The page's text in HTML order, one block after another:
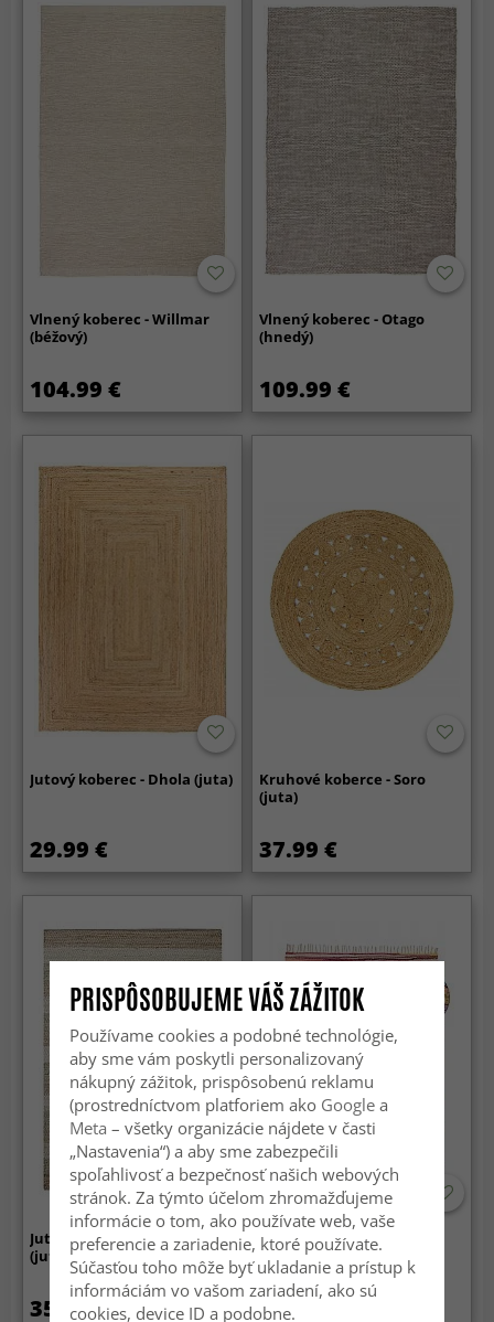
Vlnený koberec - Willmar
(béžový)
104.99 €
Vlnený koberec - Otago
(hnedý)
109.99 €
Jutový koberec - Dhola (juta)
29.99 €
Kruhové koberce - Soro
(juta)
37.99 €
Jutový koberec - Lara
(jutový)
35.99 €
Koberec z kusov - Happy
(ružová/multi)
24.99 €
PRISPÔSOBUJEME VÁŠ ZÁŽITOK
Používame cookies a podobné technológie,
aby sme vám poskytli personalizovaný
nákupný zážitok, prispôsobenú reklamu
(prostredníctvom platforiem ako Googlea
Meta – všetky organizácie nájdete v časti
„Nastavenia“) a aby sme zabezpečili
spoľahlivosť a bezpečnosť našich webových
stránok. Za týmto účelom zhromažďujeme
informácie o tom, ako používate web, vaše
preferencie a zariadenie, ktoré používate.
Súčasťou toho môže byť ukladanie a prístup k
informáciám vo vašom zariadení, ako sú
cookies, device ID a podobne.